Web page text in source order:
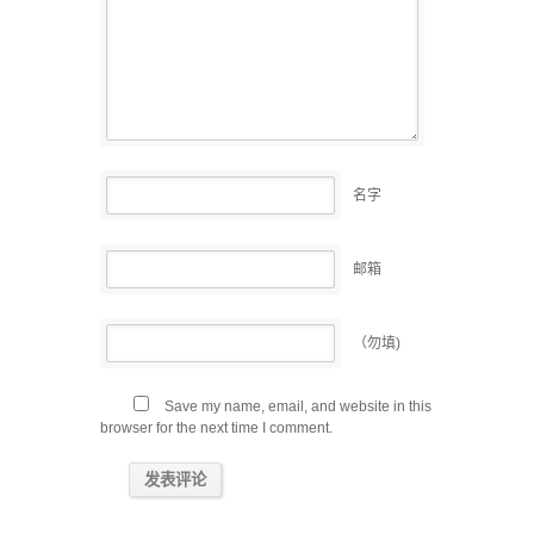
名字
邮箱
（勿填)
Save my name, email, and website in this
browser for the next time I comment.